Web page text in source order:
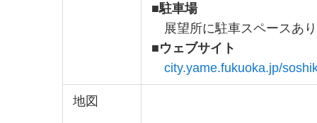
■駐車場
展望所に駐車スペースあり
■ウェブサイト
city.yame.fukuoka.jp/
地図